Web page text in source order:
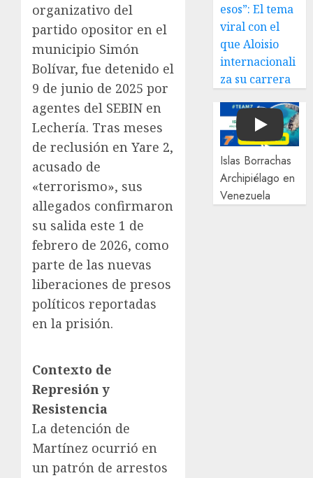
organizativo del
partido opositor en el
municipio Simón
Bolívar, fue detenido el
9 de junio de 2025 por
agentes del SEBIN en
Lechería. Tras meses
de reclusión en Yare 2,
acusado de
«terrorismo», sus
allegados confirmaron
su salida este 1 de
febrero de 2026, como
parte de las nuevas
liberaciones de presos
políticos reportadas
en la prisión.
Contexto de
Represión y
Resistencia
La detención de
Martínez ocurrió en
un patrón de arrestos
esos”: El tema
viral con el
que Aloisio
internacionali
za su carrera
Play
Islas Borrachas
Archipiélago en
Venezuela